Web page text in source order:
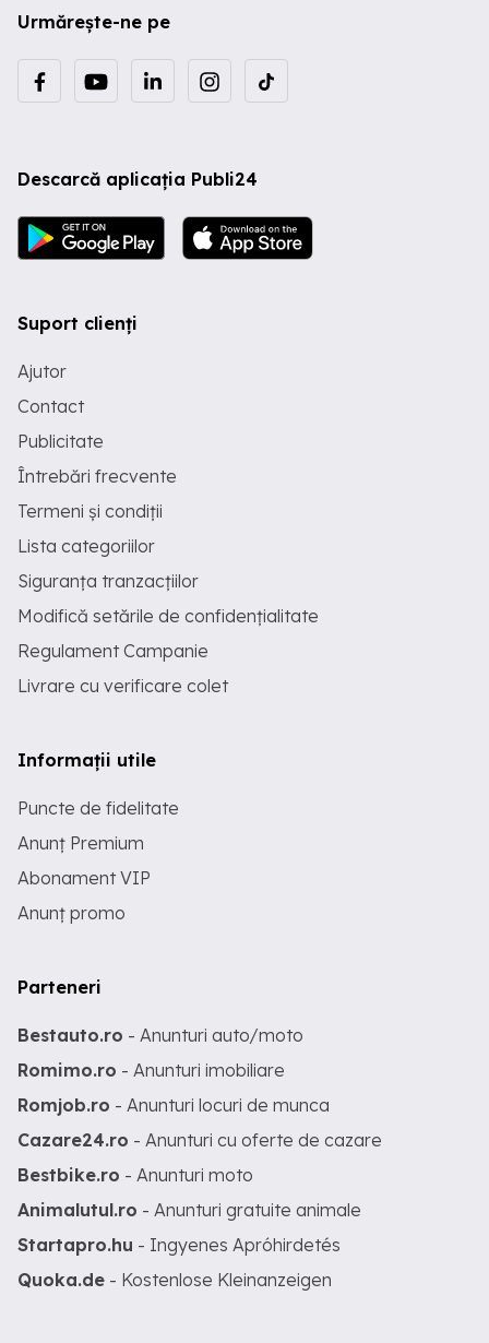
Urmărește-ne pe
Descarcă aplicația Publi24
Suport clienți
Ajutor
Contact
Publicitate
Întrebări frecvente
Termeni și condiții
Lista categoriilor
Siguranța tranzacțiilor
Modifică setările de confidențialitate
Regulament Campanie
Livrare cu verificare colet
Informații utile
Puncte de fidelitate
Anunț Premium
Abonament VIP
Anunț promo
Parteneri
Bestauto.ro - Anunturi auto/moto
Romimo.ro - Anunturi imobiliare
Romjob.ro - Anunturi locuri de munca
Cazare24.ro - Anunturi cu oferte de cazare
Bestbike.ro - Anunturi moto
Animalutul.ro - Anunturi gratuite animale
Startapro.hu - Ingyenes Apróhirdetés
Quoka.de - Kostenlose Kleinanzeigen